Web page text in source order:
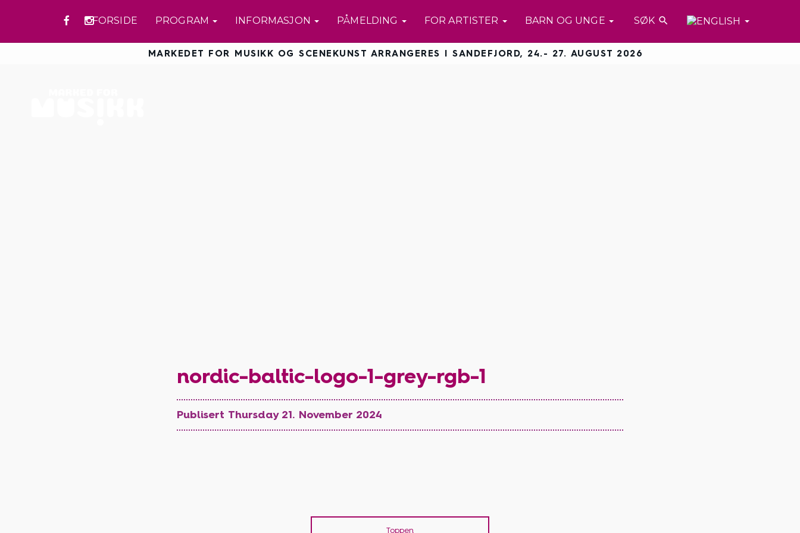
FORSIDE PROGRAM INFORMASJON PÅMELDING FOR ARTISTER BARN OG UNGE SØK 
MARKEDET FOR MUSIKK OG SCENEKUNST ARRANGERES I SANDEFJORD, 24.- 27. AUGUST 2026
nordic-baltic-logo-1-grey-rgb-1
Publisert Thursday 21. November 2024
Toppen